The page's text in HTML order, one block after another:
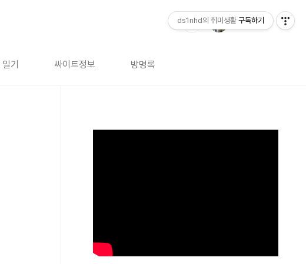
일기 싸이트정보 방명록
ds1nhd의 취미생활 구독하기